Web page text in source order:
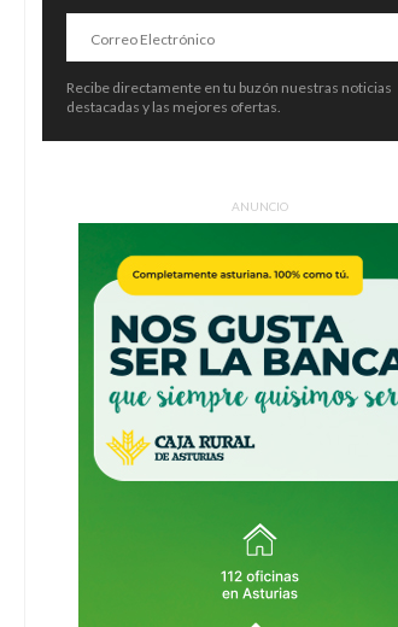
Recibe directamente en tu buzón nuestras noticias
destacadas y las mejores ofertas.
ANUNCIO